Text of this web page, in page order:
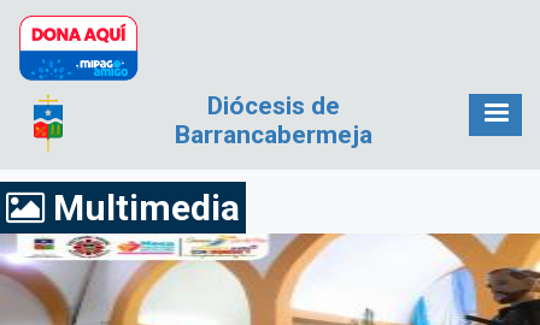
Pasar al contenido principal
Diócesis de
Barrancabermeja
Multimedia